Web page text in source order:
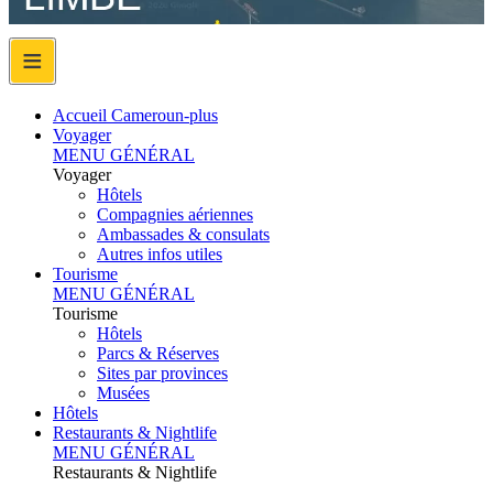
≡
Accueil Cameroun-plus
Voyager
MENU GÉNÉRAL
Voyager
Hôtels
Compagnies aériennes
Ambassades & consulats
Autres infos utiles
Tourisme
MENU GÉNÉRAL
Tourisme
Hôtels
Parcs & Réserves
Sites par provinces
Musées
Hôtels
Restaurants & Nightlife
MENU GÉNÉRAL
Restaurants & Nightlife